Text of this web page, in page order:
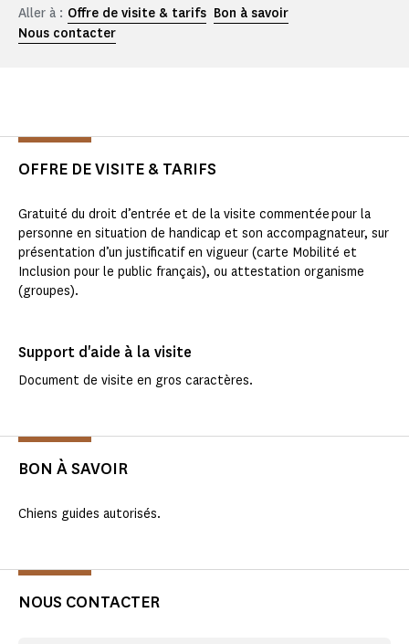
Aller à : Offre de visite & tarifs Bon à savoir
Nous contacter
OFFRE DE VISITE & TARIFS
Gratuité du droit d’entrée et de la visite commentée pour la
personne en situation de handicap et son accompagnateur, sur
présentation d’un justificatif en vigueur (carte Mobilité et
Inclusion pour le public français), ou attestation organisme
(groupes).
Support d'aide à la visite
Document de visite en gros caractères.
BON À SAVOIR
Chiens guides autorisés.
NOUS CONTACTER